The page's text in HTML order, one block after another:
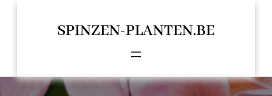
SPINZEN-PLANTEN.BE